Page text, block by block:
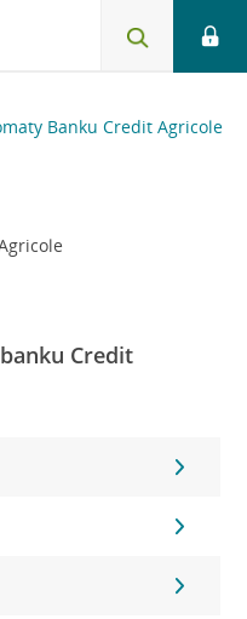
Banku Credit Agricole
Credit